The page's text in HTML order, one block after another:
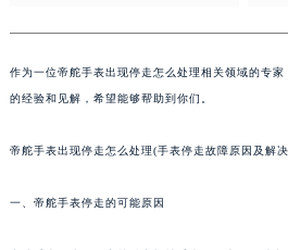
作为一位帝舵手表出现停走怎么处理相关领域的专
的经验和见解，希望能够帮助到你们。
帝舵手表出现停走怎么处理(手表停走故障原因及解
一、帝舵手表停走的可能原因